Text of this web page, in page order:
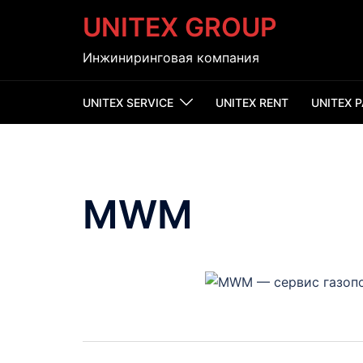
содержимому
UNITEX GROUP
Инжиниринговая компания
UNITEX SERVICE UNITEX RENT UNITEX
MWM